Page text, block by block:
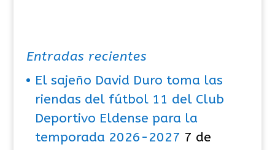
Entradas recientes
El sajeño David Duro toma las
riendas del fútbol 11 del Club
Deportivo Eldense para la
temporada 2026-2027 7 de